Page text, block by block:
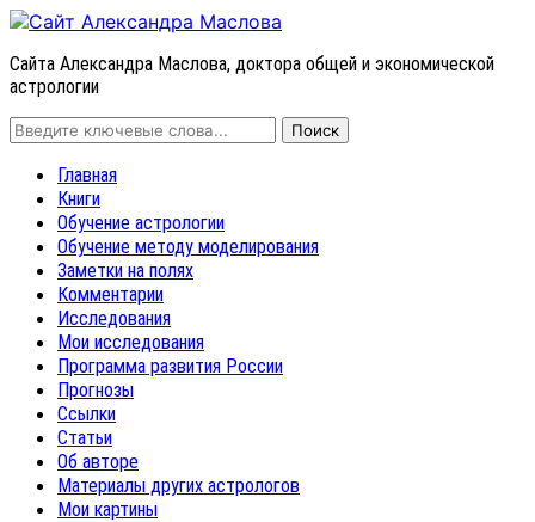
Сайта Александра Маслова, доктора общей и экономической
астрологии
Главная
Книги
Обучение астрологии
Обучение методу моделирования
Заметки на полях
Комментарии
Исследования
Мои исследования
Программа развития России
Прогнозы
Ссылки
Статьи
Об авторе
Материалы других астрологов
Мои картины